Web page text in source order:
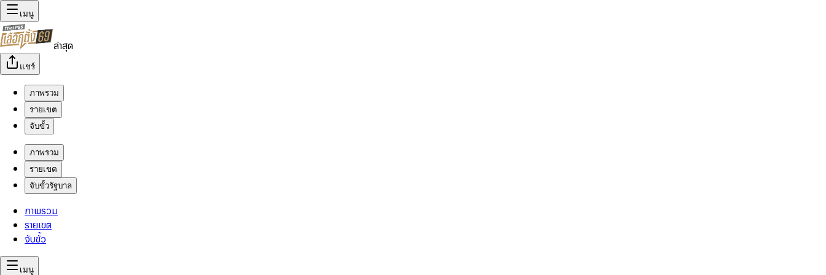
เมนู
ล่าสุด
แชร์
ภาพรวม
รายเขต
จับขั้ว
ภาพรวม
รายเขต
จับขั้วรัฐบาล
ภาพรวม
รายเขต
จับขั้ว
เมนู